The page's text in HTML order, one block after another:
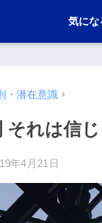
気にな
・潜在意識
それは信
年4月21日